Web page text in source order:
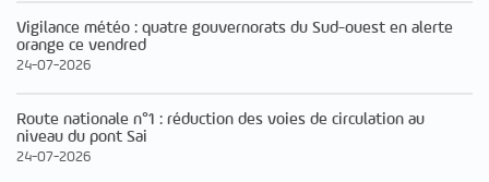
Vigilance météo : quatre gouvernorats du Sud-ouest en alerte
orange ce vendred
24-07-2026
Route nationale n°1 : réduction des voies de circulation au
niveau du pont Sai
24-07-2026